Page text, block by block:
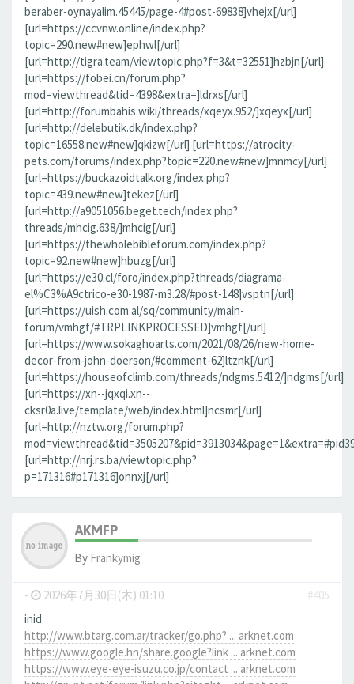
beraber-oynayalim.45445/page-4#post-69838]vhejx[/url]
[url=https://ccvnw.online/index.php?
topic=290.new#new]ephwl[/url]
[url=http://tigra.team/viewtopic.php?f=3&t=32551]hzbjn[/url]
[url=https://fobei.cn/forum.php?
mod=viewthread&tid=4398&extra=]ldrxs[/url]
[url=http://forumbahis.wiki/threads/xqeyx.952/]xqeyx[/url]
[url=http://delebutik.dk/index.php?
topic=16558.new#new]qkizw[/url] [url=https://atrocity-
pets.com/forums/index.php?topic=220.new#new]mnmcy[/url]
[url=https://buckazoidtalk.org/index.php?
topic=439.new#new]tekez[/url]
[url=http://a9051056.beget.tech/index.php?
threads/mhcig.638/]mhcig[/url]
[url=https://thewholebibleforum.com/index.php?
topic=92.new#new]hbuzg[/url]
[url=https://e30.cl/foro/index.php?threads/diagrama-
el%C3%A9ctrico-e30-1987-m3.28/#post-148]vsptn[/url]
[url=https://uish.com.al/sq/community/main-
forum/vmhgf/#TRPLINKPROCESSED]vmhgf[/url]
[url=https://www.sokaghoarts.com/2021/08/26/new-home-
decor-from-john-doerson/#comment-62]ltznk[/url]
[url=https://houseofclimb.com/threads/ndgms.5412/]ndgms[/url]
[url=https://xn--jqxqi.xn--
cksr0a.live/template/web/index.html]ncsmr[/url]
[url=http://nztw.org/forum.php?
[url=http://nrj.rs.ba/viewtopic.php?
p=171316#p171316]onnxj[/url]
AKMFP
By Frankymig
- 2026年7月30日(木) 01:10
#405
inid
http://www.btarg.com.ar/tracker/go.php? ... arknet.com
https://www.google.hn/share.google?link ... arknet.com
https://www.eye-eye-isuzu.co.jp/contact ... arknet.com